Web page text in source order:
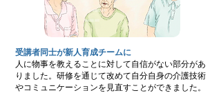
受講者同士が新人育成チームに
人に物事を教えることに対して自信がない部分があ
りました。研修を通じて改めて自分自身の介護技術
やコミュニケーションを見直すことができました。